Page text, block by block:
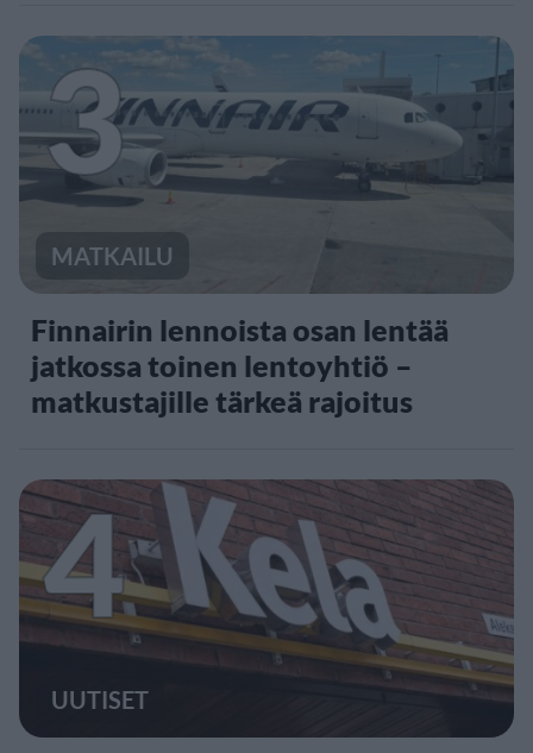
3
MATKAILU
Finnairin lennoista osan lentää
jatkossa toinen lentoyhtiö –
matkustajille tärkeä rajoitus
4
UUTISET